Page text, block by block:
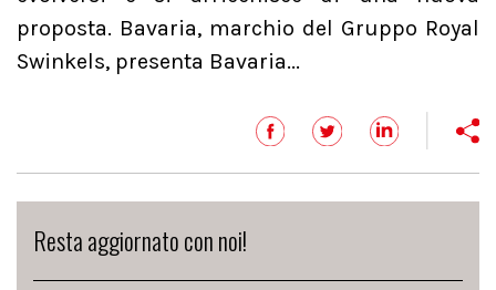
proposta. Bavaria, marchio del Gruppo Royal
Swinkels, presenta Bavaria...
Resta aggiornato con noi!